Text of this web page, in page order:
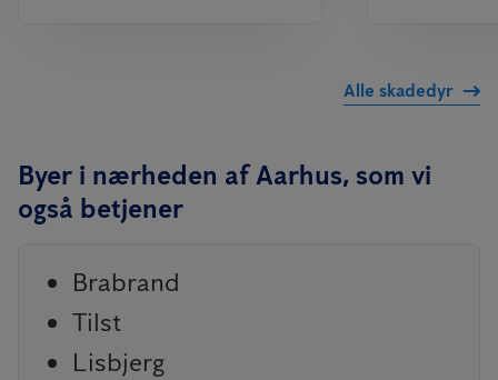
Alle skadedyr
Byer i nærheden af Aarhus, som vi
også betjener
Brabrand
Tilst
Lisbjerg